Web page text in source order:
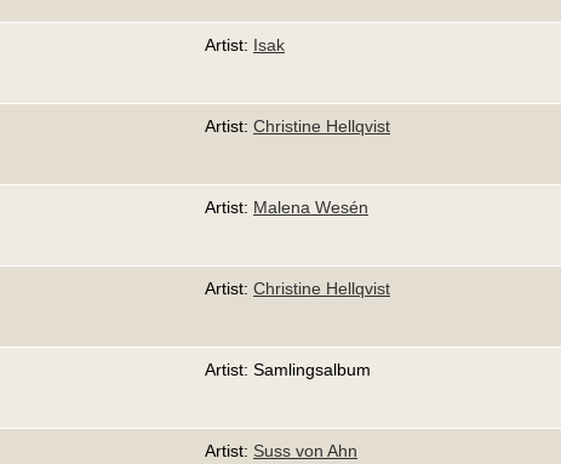
Artist: Isak
Artist: Christine Hellqvist
Artist: Malena Wesén
Artist: Christine Hellqvist
Artist: Samlingsalbum
Artist: Suss von Ahn